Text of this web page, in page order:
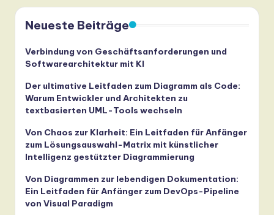
Neueste Beiträge
Verbindung von Geschäftsanforderungen und
Softwarearchitektur mit KI
Der ultimative Leitfaden zum Diagramm als Code:
Warum Entwickler und Architekten zu
textbasierten UML-Tools wechseln
Von Chaos zur Klarheit: Ein Leitfaden für Anfänger
zum Lösungsauswahl-Matrix mit künstlicher
Intelligenz gestützter Diagrammierung
Von Diagrammen zur lebendigen Dokumentation:
Ein Leitfaden für Anfänger zum DevOps-Pipeline
von Visual Paradigm